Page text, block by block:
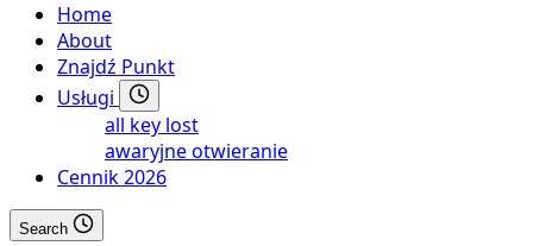
Home
About
Znajdź Punkt
Usługi
all key lost
awaryjne otwieranie
Cennik 2026
Search